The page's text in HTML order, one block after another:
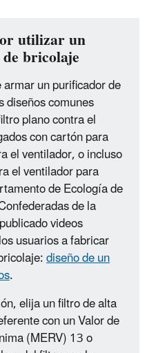
utilizar un
bricolaje
un purificador de
comunes
plano contra el
con cartón para
el ventilador, o incluso
el ventilador para
de Ecología de
de la
videos
usuarios a fabricar
diseño de un
.
elija un filtro de alta
con un Valor de
(MERV) 13 o